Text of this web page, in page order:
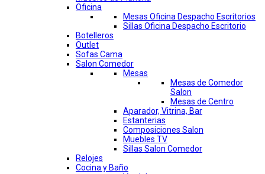
Oficina
Mesas Oficina Despacho Escritorios
Sillas Oficina Despacho Escritorio
Botelleros
Outlet
Sofas Cama
Salon Comedor
Mesas
Mesas de Comedor
Salon
Mesas de Centro
Aparador, Vitrina, Bar
Estanterias
Composiciones Salon
Muebles TV
Sillas Salon Comedor
Relojes
Cocina y Baño